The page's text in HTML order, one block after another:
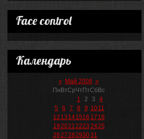
Face control
Календарь
« Май 2008 »
Пн ВтСрЧт ПтСбВс
1
2 3
4
5
6 7 8 9 1011
12 13 141516 17 18
1920212223 2425
262728293031